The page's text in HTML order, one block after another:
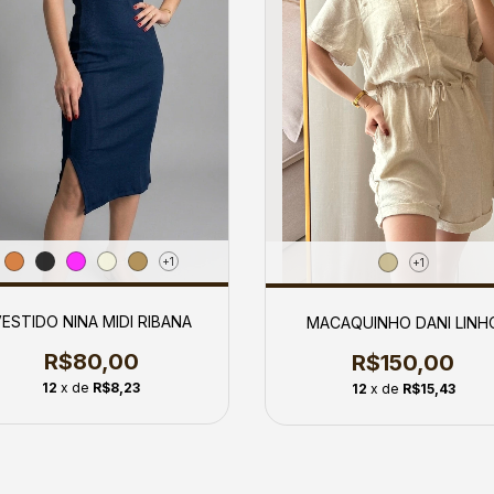
+1
NINA MIDI RIBANA
R$80,00
12 x de R$8,23
+1
MACAQUINHO DANI
R$150,00
12 x de R$15,43